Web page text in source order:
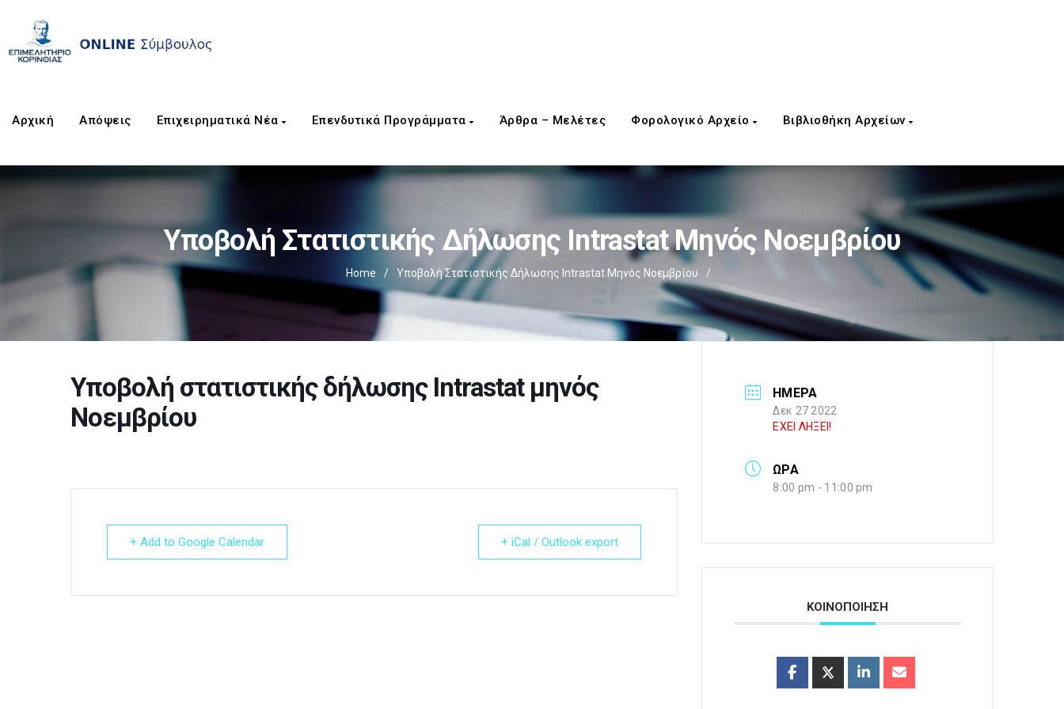
Αρχική Απόψεις Επιχειρηματικά Νέα Επενδυτικά Προγράμματα Άρθρα – Μελέτες Φορολογικό Αρχείο Βιβλιοθήκη Αρχείων
Υποβολή Στατιστικής Δήλωσης Intrastat Μηνός Νοεμβρίου
Home / Υποβολή Στατιστικής Δήλωσης Intrastat Μηνός Νοεμβρίου /
Υποβολή στατιστικής δήλωσης Intrastat μηνός
Νοεμβρίου
+ Add to Google Calendar + iCal / Outlook export
ΗΜΕΡΑ
Δεκ 27 2022
ΕΧΕΙ ΛΗΞΕΙ!
ΩΡΑ
8:00 pm - 11:00 pm
ΚΟΙΝΟΠΟΙΗΣΗ